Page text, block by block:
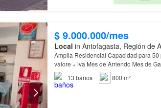
$ 9.000.000/mes
Local in Antofagasta, Región de
13 baños 800 m²